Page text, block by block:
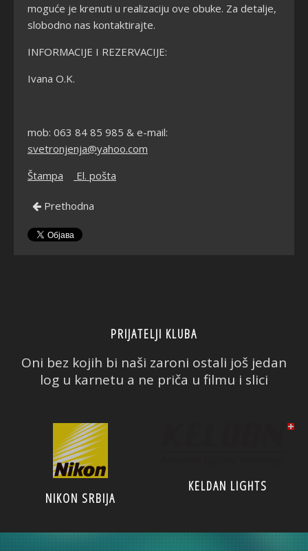
moguće je krenuti u realizaciju ove obuke. Za detalje,
slobodno nas kontaktirajte.
INFORMACIJE I REZERVACIJE:
Ivana O.K.
mob: 063 84 85 985 & e-mail:
svetronjenja@yahoo.com
Štampa
El. pošta
Prethodna
PRIJATELJI KLUBA
Oni bez kojih bi naši zaroni ostali još jedan
log u karnetu a ne priča u filmu i slici
NIKON SRBIJA
KELDAN LIGHTS